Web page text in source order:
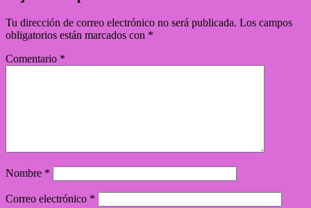
Tu dirección de correo electrónico no será publicada. Los campos
obligatorios están marcados con *
Comentario *
Nombre *
Correo electrónico *